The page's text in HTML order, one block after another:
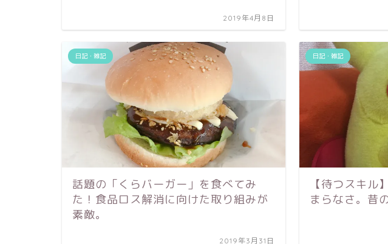
2019年4月8日
日記・雑記
話題の「くらバーガー」を食べてみ
た！食品ロス解消に向けた取り組みが
素敵。
2019年3月31日
日記・雑記
【待つスキル
まらなさ。昔